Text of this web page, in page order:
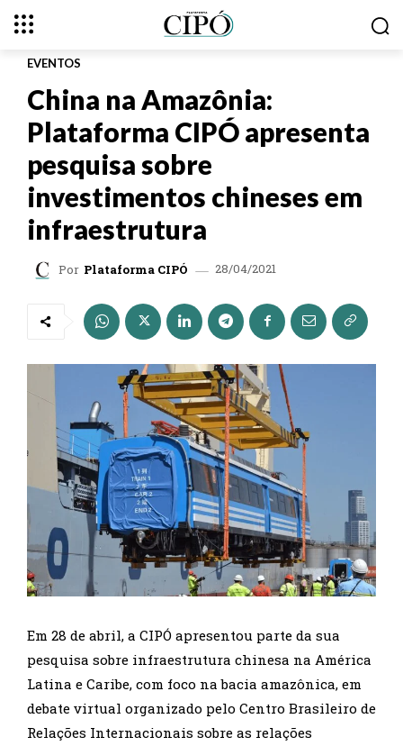
EVENTOS
China na Amazônia:
Plataforma CIPÓ apresenta
pesquisa sobre
investimentos chineses em
infraestrutura
Por Plataforma CIPÓ 28/04/2021
Em 28 de abril, a CIPÓ apresentou parte da sua
pesquisa sobre infraestrutura chinesa na América
Latina e Caribe, com foco na bacia amazônica, em
debate virtual organizado pelo Centro Brasileiro de
Relações Internacionais sobre as relações